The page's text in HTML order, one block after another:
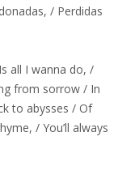
/ Perdidas
all I wanna do, /
from sorrow / In
to abysses / Of
/ You’ll always